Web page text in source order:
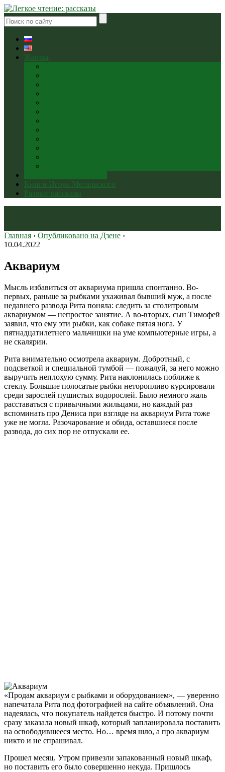
Жанры
Книги Игоря Метальского
Разные рассказы
Главная › Опубликовано на Дзене ›
10.04.2022
Аквариум
Мысль избавиться от аквариума пришла спонтанно. Во-
первых, раньше за рыбками ухаживал бывший муж, а после
недавнего развода Рита поняла: следить за столитровым
аквариумом — непростое занятие. А во-вторых, сын Тимофей
заявил, что ему эти рыбки, как собаке пятая нога. У
пятнадцатилетнего мальчишки на уме компьютерные игры, а
не скалярии.
Рита внимательно осмотрела аквариум. Добротный, с
подсветкой и специальной тумбой — пожалуй, за него можно
выручить неплохую сумму. Рита наклонилась поближе к
стеклу. Большие полосатые рыбки неторопливо курсировали
среди зарослей пушистых водорослей. Было немного жаль
расставаться с привычными жильцами, но каждый раз
вспоминать про Дениса при взгляде на аквариум Рита тоже
уже не могла. Разочарование и обида, оставшиеся после
развода, до сих пор не отпускали ее.
«Продам аквариум с рыбками и оборудованием», — уверенно
напечатала Рита под фотографией на сайте объявлений. Она
надеялась, что покупатель найдется быстро. И потому почти
сразу заказала новый шкаф, который запланировала поставить
на освободившееся место. Но… время шло, а про аквариум
никто и не спрашивал.
Прошел месяц. Утром привезли запакованный новый шкаф,
но поставить его было совершенно некуда. Пришлось